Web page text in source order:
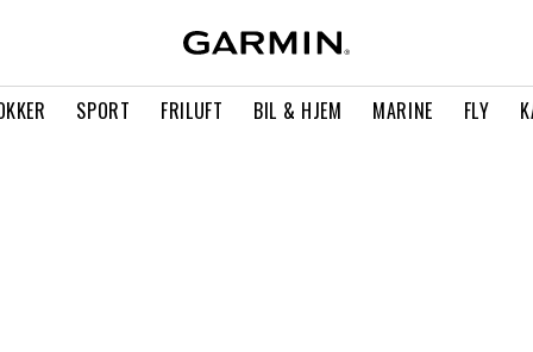
SPORT FRILUFT BIL & HJEM MARINE FLY